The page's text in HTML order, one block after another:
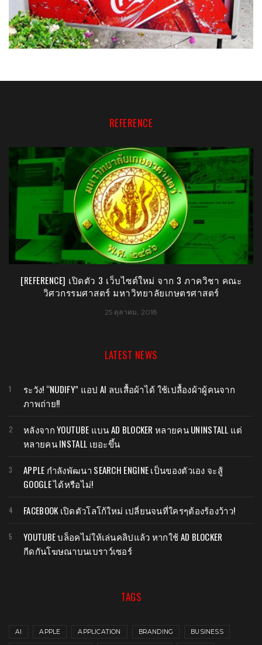
REFERENCE
[REFERENCE] เปิดตัว 3 เว็บไซต์ใหม่ จาก 3 ภาควิชา คณะ
วิศวกรรมศาสตร์ มหาวิทยาลัยเกษตรศาสตร์
25 ตุลาคม, 2018
LATEST NEWS
ระวัง! “NUDIFY” แอป AI ลบเสื้อผ้าได้ ใช้เปลื้องผ้าผู้คนจาก
ภาพถ่าย!!
หลังจาก YOUTUBE แบน AD BLOCKER หลายคน UNINSTALL แต่
หลายคน INSTALL เยอะขึ้น
APPLE กำลังพัฒนา SEARCH ENGINE เป็นของตัวเอง จะสู้
GOOGLE ได้หรือไม่!
FACEBOOK เปิดตัวโลโก้ใหม่ เปลี่ยนจนที่ใครๆต้องร้องว้าว!
YOUTUBE บล็อคไม่ให้เล่นคลิปแล้ว หากใช้ AD BLOCKER
กีดกันโฆษณาบนเบราว์เซอร์
TAGS
AI APPLE APPLICATION BRANDING BUSINESS